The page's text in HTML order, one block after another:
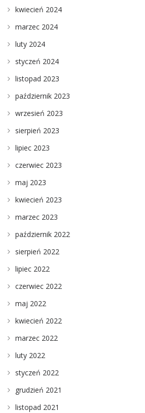
kwiecień 2024
marzec 2024
luty 2024
styczeń 2024
listopad 2023
październik 2023
wrzesień 2023
sierpień 2023
lipiec 2023
czerwiec 2023
maj 2023
kwiecień 2023
marzec 2023
październik 2022
sierpień 2022
lipiec 2022
czerwiec 2022
maj 2022
kwiecień 2022
marzec 2022
luty 2022
styczeń 2022
grudzień 2021
listopad 2021